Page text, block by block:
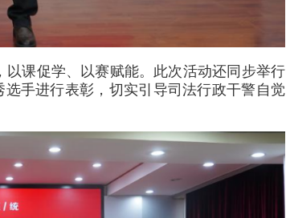
以课促学、以赛赋能。此次活动还同步举行
手进行表彰，切实引导司法行政干警自觉